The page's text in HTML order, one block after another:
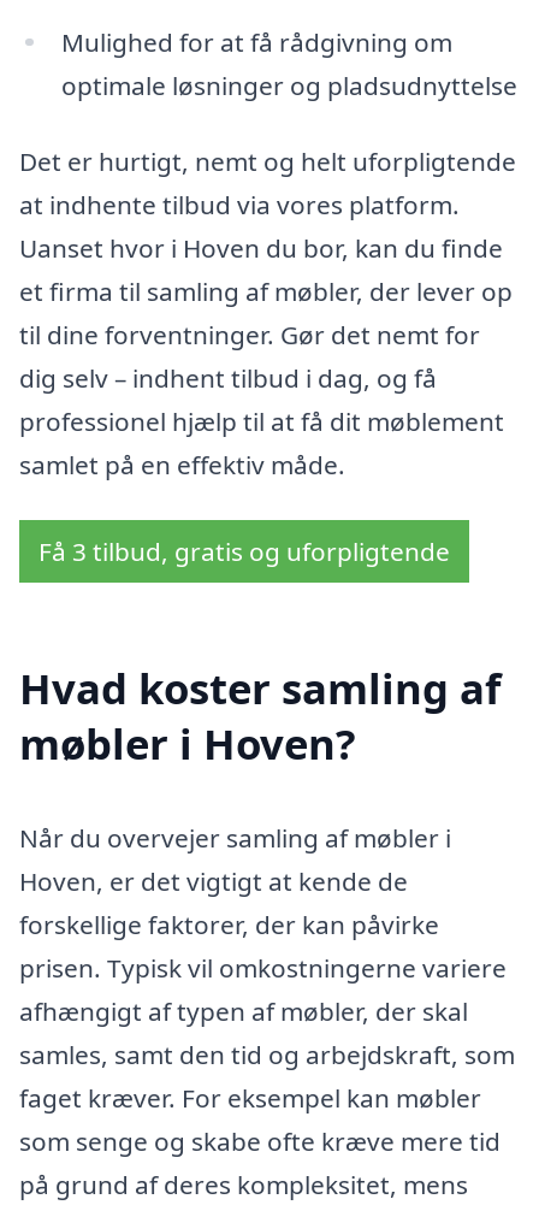
Mulighed for at få rådgivning om
optimale løsninger og pladsudnyttelse
Det er hurtigt, nemt og helt uforpligtende
at indhente tilbud via vores platform.
Uanset hvor i Hoven du bor, kan du finde
et firma til samling af møbler, der lever op
til dine forventninger. Gør det nemt for
dig selv – indhent tilbud i dag, og få
professionel hjælp til at få dit møblement
samlet på en effektiv måde.
Få 3 tilbud, gratis og uforpligtende
Hvad koster samling af
møbler i Hoven?
Når du overvejer samling af møbler i
Hoven, er det vigtigt at kende de
forskellige faktorer, der kan påvirke
prisen. Typisk vil omkostningerne variere
afhængigt af typen af møbler, der skal
samles, samt den tid og arbejdskraft, som
faget kræver. For eksempel kan møbler
som senge og skabe ofte kræve mere tid
på grund af deres kompleksitet, mens